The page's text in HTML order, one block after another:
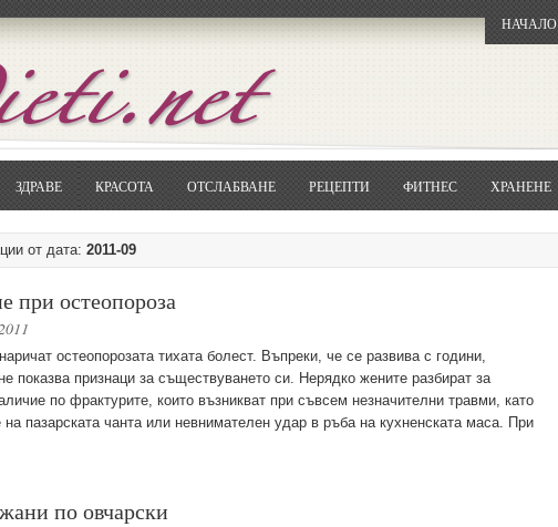
НАЧАЛО
ЗДРАВЕ КРАСОТА ОТСЛАБВАНЕ РЕЦЕПТИ ФИТНЕС ХРАНЕНЕ
от дата: 2011-09
при остеопороза
остеопорозата тихата болест. Въпреки, че се развива с години,
показва признаци за съществуването си. Нерядко жените разбират за
по фрактурите, които възникват при съвсем незначителни травми, като
на пазарската чанта или невнимателен удар в ръба на кухненската маса. При
по овчарски
ОтворетеGoogle.bg
Потърсете "Cloxy"